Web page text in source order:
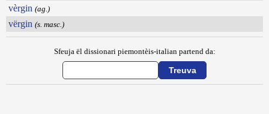
vèrgin (ag.)
vërgin (s. masc.)
Sfeuja ël dissionari piemontèis-italian partend da: